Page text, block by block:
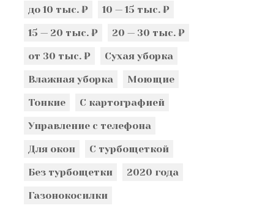
до 10 тыс. ₽
10 — 15 тыс. ₽
15 — 20 тыс. ₽
20 — 30 тыс. ₽
от 30 тыс. ₽
Сухая уборка
Влажная уборка
Моющие
Тонкие
С картографией
Управление с телефона
Для окон
С турбощеткой
Без турбощетки
2020 года
Газонокосилки